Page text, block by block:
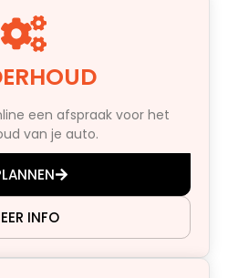
een afspraak voor het
van je auto.
INFO